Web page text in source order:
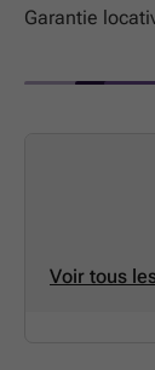
Garantie
Voir tous